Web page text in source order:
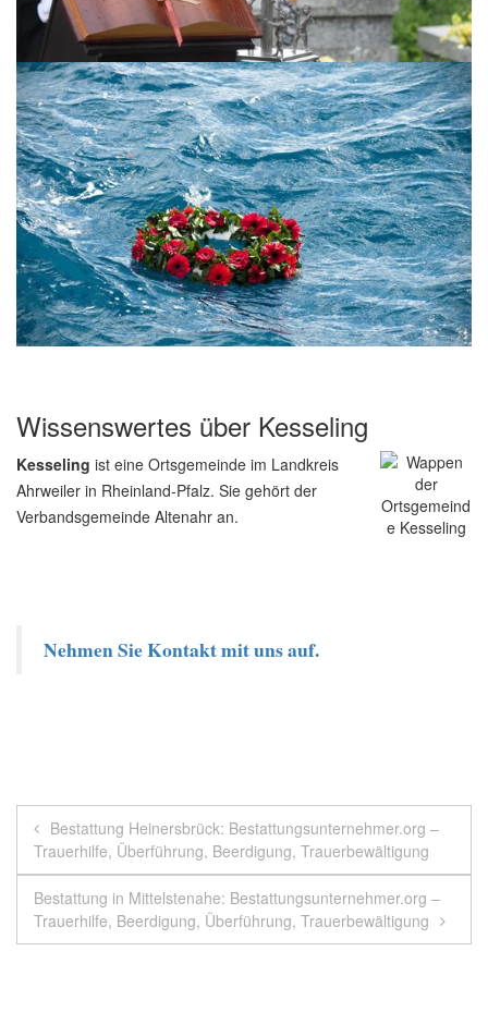
Wissenswertes über Kesseling
Kesseling ist eine Ortsgemeinde im Landkreis
Ahrweiler in Rheinland-Pfalz. Sie gehört der
Verbandsgemeinde Altenahr an.
Nehmen Sie Kontakt mit uns auf.
Beitragsnavigation
Bestattung Heinersbrück: Bestattungsunternehmer.org –
Trauerhilfe, Überführung, Beerdigung, Trauerbewältigung
Bestattung in Mittelstenahe: Bestattungsunternehmer.org –
Trauerhilfe, Beerdigung, Überführung, Trauerbewältigung